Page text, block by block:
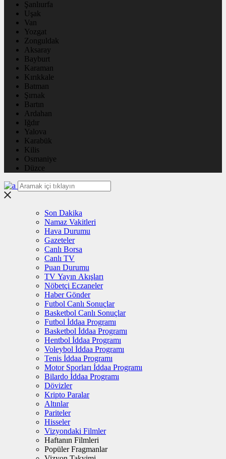
Şanlıurfa
Uşak
Van
Yozgat
Zonguldak
Aksaray
Bayburt
Karaman
Kırıkkale
Batman
Şırnak
Bartın
Ardahan
Iğdır
Yalova
Karabük
Kilis
Osmaniye
Düzce
Son Dakika
Namaz Vakitleri
Hava Durumu
Gazeteler
Canlı Borsa
Canlı TV
Puan Durumu
TV Yayın Akışları
Nöbetçi Eczaneler
Haber Gönder
Futbol Canlı Sonuçlar
Basketbol Canlı Sonuçlar
Futbol İddaa Programı
Basketbol İddaa Programı
Hentbol İddaa Programı
Voleybol İddaa Programı
Tenis İddaa Programı
Motor Sporları İddaa Programı
Bilardo İddaa Programı
Dövizler
Kripto Paralar
Altınlar
Pariteler
Hisseler
Vizyondaki Filmler
Haftanın Filmleri
Popüler Fragmanlar